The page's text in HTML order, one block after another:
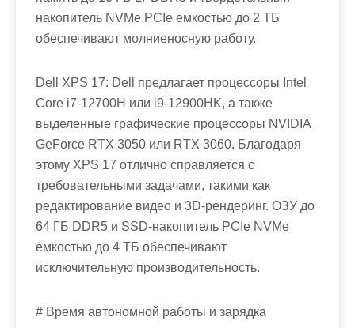
накопитель NVMe PCIe емкостью до 2 ТБ
обеспечивают молниеносную работу.
Dell XPS 17: Dell предлагает процессоры Intel
Core i7-12700H или i9-12900HK, а также
выделенные графические процессоры NVIDIA
GeForce RTX 3050 или RTX 3060. Благодаря
этому XPS 17 отлично справляется с
требовательными задачами, такими как
редактирование видео и 3D-рендеринг. ОЗУ до
64 ГБ DDR5 и SSD-накопитель PCIe NVMe
емкостью до 4 ТБ обеспечивают
исключительную производительность.
# Время автономной работы и зарядка